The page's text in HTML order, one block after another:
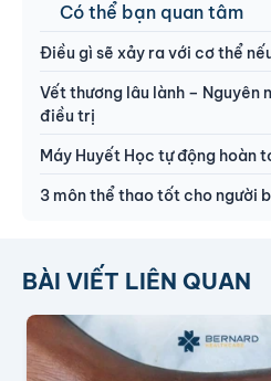
Có thể bạn quan tâm
Điều gì sẽ xảy ra với cơ thể
Vết thương lâu lành – Nguyên
điều trị
Máy Huyết Học tự động hoàn
3 môn thể thao tốt cho người
BÀI VIẾT LIÊN QUAN